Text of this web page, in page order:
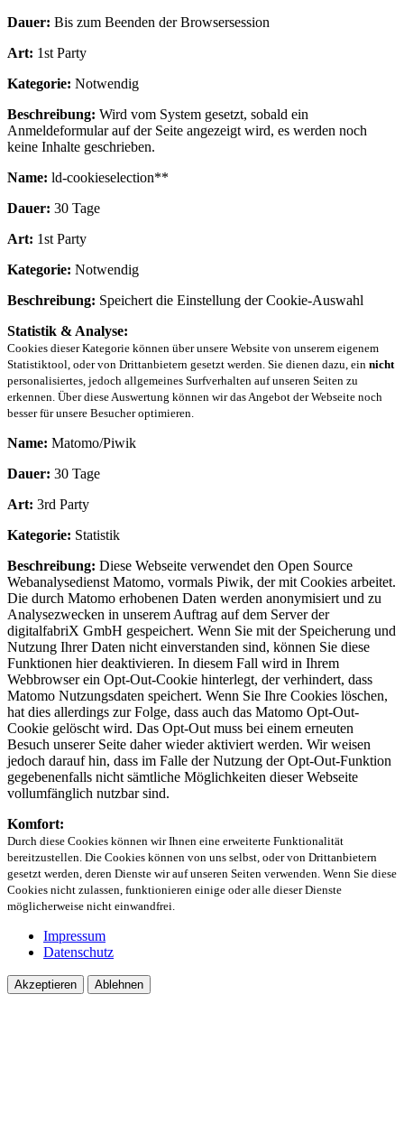
Dauer: Bis zum Beenden der Browsersession
Art: 1st Party
Kategorie: Notwendig
Beschreibung: Wird vom System gesetzt, sobald ein
Anmeldeformular auf der Seite angezeigt wird, es werden noch
keine Inhalte geschrieben.
Name: ld-cookieselection**
Dauer: 30 Tage
Art: 1st Party
Kategorie: Notwendig
Beschreibung: Speichert die Einstellung der Cookie-Auswahl
Statistik & Analyse:
Cookies dieser Kategorie können über unsere Website von unserem eigenem
Statistiktool, oder von Drittanbietern gesetzt werden. Sie dienen dazu, ein nicht
personalisiertes, jedoch allgemeines Surfverhalten auf unseren Seiten zu
erkennen. Über diese Auswertung können wir das Angebot der Webseite noch
besser für unsere Besucher optimieren.
Name: Matomo/Piwik
Dauer: 30 Tage
Art: 3rd Party
Kategorie: Statistik
Beschreibung: Diese Webseite verwendet den Open Source
Webanalysedienst Matomo, vormals Piwik, der mit Cookies arbeitet.
Die durch Matomo erhobenen Daten werden anonymisiert und zu
Analysezwecken in unserem Auftrag auf dem Server der
digitalfabriX GmbH gespeichert. Wenn Sie mit der Speicherung und
Nutzung Ihrer Daten nicht einverstanden sind, können Sie diese
Funktionen hier deaktivieren. In diesem Fall wird in Ihrem
Webbrowser ein Opt-Out-Cookie hinterlegt, der verhindert, dass
Matomo Nutzungsdaten speichert. Wenn Sie Ihre Cookies löschen,
hat dies allerdings zur Folge, dass auch das Matomo Opt-Out-
Cookie gelöscht wird. Das Opt-Out muss bei einem erneuten
Besuch unserer Seite daher wieder aktiviert werden. Wir weisen
jedoch darauf hin, dass im Falle der Nutzung der Opt-Out-Funktion
gegebenenfalls nicht sämtliche Möglichkeiten dieser Webseite
vollumfänglich nutzbar sind.
Komfort:
Durch diese Cookies können wir Ihnen eine erweiterte Funktionalität
bereitzustellen. Die Cookies können von uns selbst, oder von Drittanbietern
gesetzt werden, deren Dienste wir auf unseren Seiten verwenden. Wenn Sie diese
Cookies nicht zulassen, funktionieren einige oder alle dieser Dienste
möglicherweise nicht einwandfrei.
Impressum
Datenschutz
Akzeptieren Ablehnen